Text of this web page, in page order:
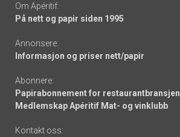
Om Apéritif:
På nett og papir siden 1995
Annonsere:
Informasjon og priser nett/papir
Abonnere:
Papirabonnement for restaurantbransjen
Medlemskap Apéritif Mat- og vinklubb
Kontakt oss: